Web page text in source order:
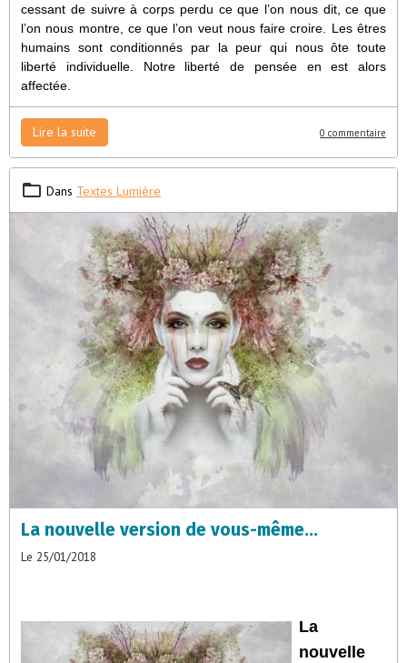
cessant de suivre à corps perdu ce que l’on nous dit, ce que
l’on nous montre, ce que l’on veut nous faire croire. Les êtres
humains sont conditionnés par la peur qui nous ôte toute
liberté individuelle. Notre liberté de pensée en est alors
affectée.
Lire la suite 0 commentaire
Dans Textes Lumière
La nouvelle version de vous-même...
Le 25/01/2018
La
nouvelle